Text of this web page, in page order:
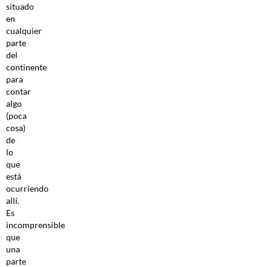
situado
en
cualquier
parte
del
continente
para
contar
algo
(poca
cosa)
de
lo
que
está
ocurriendo
allí.
Es
incomprensible
que
una
parte